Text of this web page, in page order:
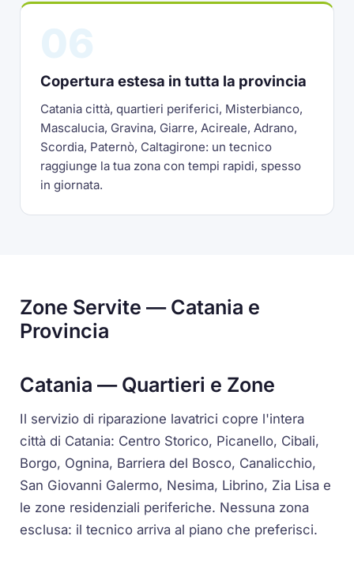
Copertura estesa in tutta la provincia
Catania città, quartieri periferici, Misterbianco,
Mascalucia, Gravina, Giarre, Acireale, Adrano,
Scordia, Paternò, Caltagirone: un tecnico
raggiunge la tua zona con tempi rapidi, spesso
in giornata.
Zone Servite — Catania e
Provincia
Catania — Quartieri e Zone
Il servizio di riparazione lavatrici copre l'intera
città di Catania: Centro Storico, Picanello, Cibali,
Borgo, Ognina, Barriera del Bosco, Canalicchio,
San Giovanni Galermo, Nesima, Librino, Zia Lisa e
le zone residenziali periferiche. Nessuna zona
esclusa: il tecnico arriva al piano che preferisci.